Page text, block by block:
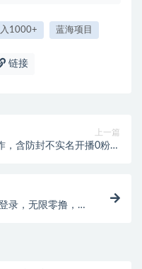
入1000+ 蓝海项目
链接
上一篇
，含防封不实名开播0粉开
录，无限零撸，批